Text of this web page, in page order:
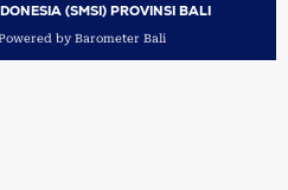
(SMSI) PROVINSI BALI
by Barometer Bali